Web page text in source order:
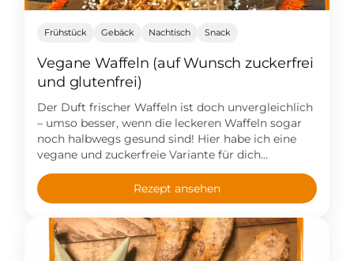
Frühstück Gebäck Nachtisch Snack
Vegane Waffeln (auf Wunsch zuckerfrei
und glutenfrei)
Der Duft frischer Waffeln ist doch unvergleichlich
– umso besser, wenn die leckeren Waffeln sogar
noch halbwegs gesund sind! Hier habe ich eine
vegane und zuckerfreie Variante für dich
mitgebracht! Rezept im Blog!
Rezept ansehen